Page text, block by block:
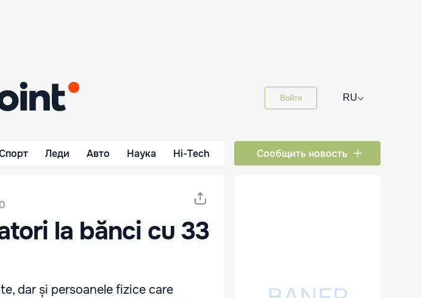
Войти RU⌵
Леди Авто Наука Hi-Tech Сообщить новость
la bănci cu 33
dar și persoanele fizice care